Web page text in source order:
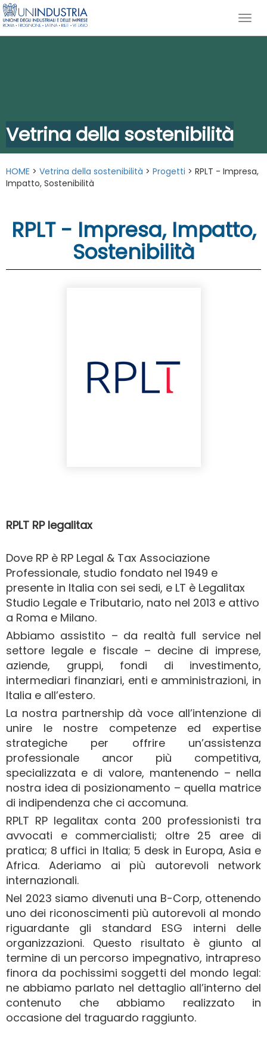
Vetrina della sostenibilità
HOME > Vetrina della sostenibilità > Progetti > RPLT - Impresa,
Impatto, Sostenibilità
RPLT - Impresa, Impatto,
Sostenibilità
RPLT RP legalitax
Dove RP è RP Legal & Tax Associazione
Professionale, studio fondato nel 1949 e
presente in Italia con sei sedi, e LT è Legalitax
Studio Legale e Tributario, nato nel 2013 e attivo
a Roma e Milano.
Abbiamo assistito – da realtà full service nel
settore legale e fiscale – decine di imprese,
aziende, gruppi, fondi di investimento,
intermediari finanziari, enti e amministrazioni, in
Italia e all’estero.
La nostra partnership dà voce all’intenzione di
unire le nostre competenze ed expertise
strategiche per offrire un’assistenza
professionale ancor più competitiva,
specializzata e di valore, mantenendo – nella
nostra idea di posizionamento – quella matrice
di indipendenza che ci accomuna.
RPLT RP legalitax conta 200 professionisti tra
avvocati e commercialisti; oltre 25 aree di
pratica; 8 uffici in Italia; 5 desk in Europa, Asia e
Africa. Aderiamo ai più autorevoli network
internazionali.
Nel 2023 siamo divenuti una B-Corp, ottenendo
uno dei riconoscimenti più autorevoli al mondo
riguardante gli standard ESG interni delle
organizzazioni. Questo risultato è giunto al
termine di un percorso impegnativo, intrapreso
finora da pochissimi soggetti del mondo legal:
ne abbiamo parlato nel dettaglio all’interno del
contenuto che abbiamo realizzato in
occasione del traguardo raggiunto.